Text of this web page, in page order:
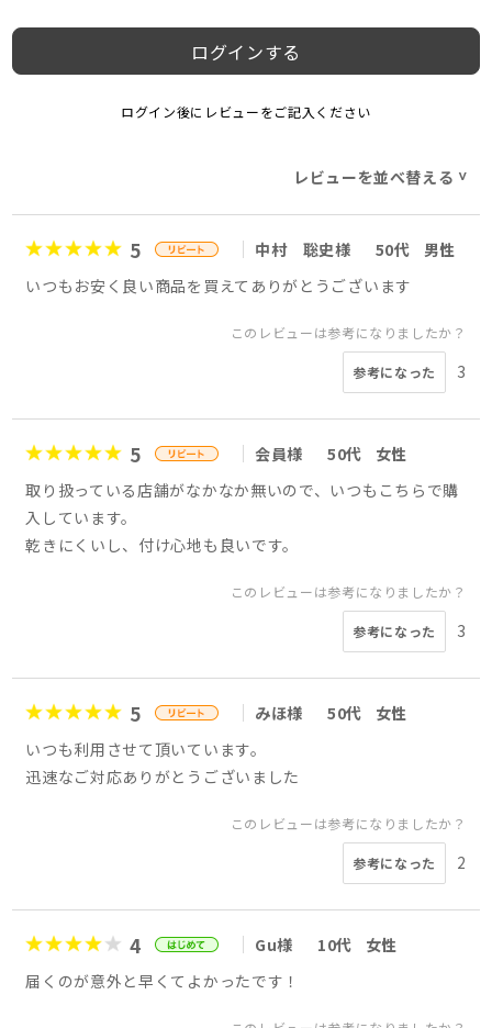
ログインする
ログイン後にレビューをご記入ください
レビューを並べ替える >
5 中村 聡史様 50代
男性
いつもお安く良い商品を買えてありがとうございます
このレビューは参考になりましたか？
参考になった 3
5 会員様 50代
女性
取り扱っている店舗がなかなか無いので、いつもこちらで購
入しています。
乾きにくいし、付け心地も良いです。
このレビューは参考になりましたか？
参考になった 3
5 みほ様 50代
女性
いつも利用させて頂いています。
迅速なご対応ありがとうございました
このレビューは参考になりましたか？
参考になった 2
4 Gu様 10代
女性
届くのが意外と早くてよかったです！